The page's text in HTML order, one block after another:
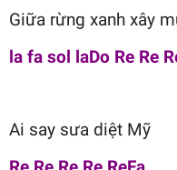
Giữa rừng xanh xây
la fa sol laDo Re Re
Ai say sưa diệt Mỹ